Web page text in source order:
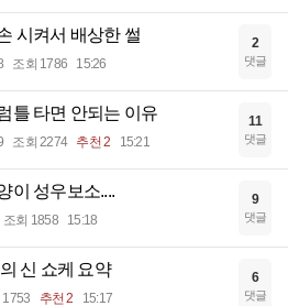
시켜서 배상한 썰
조회 1786 15:26
2
댓글
틀 타면 안되는 이유
조회 2274 추천 2 15:21
11
댓글
이 성우보소....
조회 1858 15:18
9
댓글
신 쇼케 요약
1753 추천 2 15:17
6
댓글